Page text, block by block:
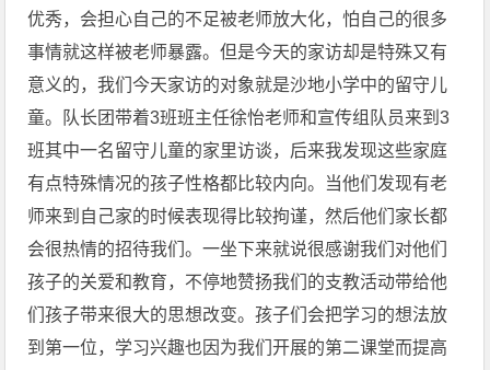
优秀，会担心自己的不足被老师放大化，怕自己的很多
事情就这样被老师暴露。但是今天的家访却是特殊又有
意义的，我们今天家访的对象就是沙地小学中的留守儿
童。队长团带着3班班主任徐怡老师和宣传组队员来到3
班其中一名留守儿童的家里访谈，后来我发现这些家庭
有点特殊情况的孩子性格都比较内向。当他们发现有老
师来到自己家的时候表现得比较拘谨，然后他们家长都
会很热情的招待我们。一坐下来就说很感谢我们对他们
孩子的关爱和教育，不停地赞扬我们的支教活动带给他
们孩子带来很大的思想改变。孩子们会把学习的想法放
到第一位，学习兴趣也因为我们开展的第二课堂而提高